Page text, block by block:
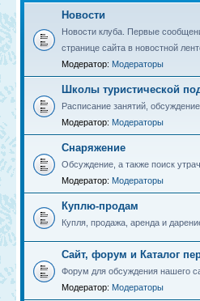
Новости
Новости клуба. Первые
странице сайта в новостной
Модератор: Модераторы
Школы туристической
Расписание занятий,
Модератор: Модераторы
Снаряжение
Обсуждение, а также поиск
Модератор: Модераторы
Куплю-продам
Купля, продажа, аренда и
Сайт, форум и Каталог
Форум для обсуждения нашего
Модератор: Модераторы